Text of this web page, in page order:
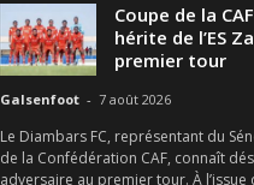
Coupe de la
hérite de l’ES
premier tour
Galsenfoot - 7 août 2026
Le Diambars FC, représentant du
de la Confédération CAF, connaît
adversaire au premier tour. À l’issue